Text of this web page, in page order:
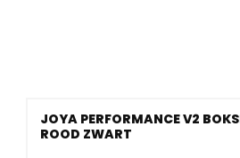
JOYA PERFORMANCE V2
ROOD ZWART